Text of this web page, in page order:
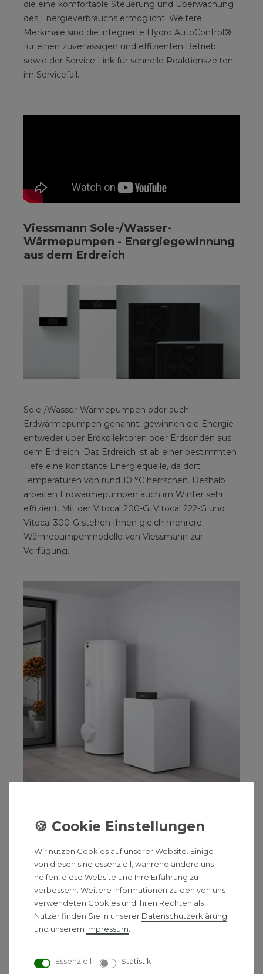
die eine komfortable Steuerung und Überwachung
des Energieverbrauchs ermöglicht. Weitere
Merkmale sind die integrierte Hydro AutoControl®
für einen zuverlässigen und effizienten Betrieb
sowie der Service Link für schnelle Reaktionszeiten
im Servicefall.
Viessmann Sole-/Wasser-
Wärmepumpen - Energiegewinnung
aus dem Erdreich
Sole-/Wasser-Wärmepumpen oder auch
Erdwärmepumpen genannt, gewinnen die Energie
entweder über Erdkollektoren oder Erdsonden aus
dem Erdreich. Das Erdreich ist ab einer bestimmten
Tiefe eine konstante Energiequelle, da dort
Temperaturen von rund 10 °C herrschen. Deshalb
arbeiten Erdwärmepumpen auch im Winter sehr
effizient. Mit der Vitocal 200-G, Vitocal 222-G und
Vitocal 300-G stehen Ihnen gleich mehrere
Wärmepumpenmodelle von Viessmann zur
Verfügung.
Viessmann bietet Ihnen ebenfalls die Möglichkeit,
Grundwasser als Energiequelle zu nutzen. So wird je
nach Bauvorhaben und Gebäudegröße jeder
Leistungsbereich abgedeckt. Wärmepumpen
arbeiten unabhängig von fossilen Brennstoffen und
tragen einen aktiven Beitrag zur Reduzierung des
CO₂-Ausstoßes und zum Klimaschutz bei. Darum
Wir nutzen Cookies auf unserer Website. Einige
von diesen sind essenziell, während andere uns
helfen, diese Website und Ihre Erfahrung zu
verbessern. Weitere Informationen zu den von uns
verwendeten Cookies und Ihren Rechten als
Nutzer finden Sie in unserer Daten­schutz­erklärung
und unserem Impressum
Essenziell Statistik